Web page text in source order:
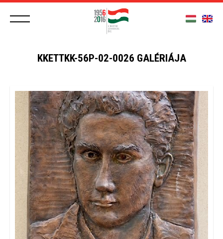
KKETTKK-56P-02-0026 GALÉRIÁJA